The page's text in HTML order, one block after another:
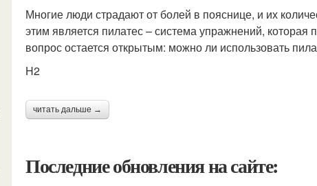
Многие люди страдают от болей в пояснице, и их
этим является пилатес – система упражнений,
вопрос остается открытым: можно ли использовать
H2
читать дальше →
Последние обновления на сайте: